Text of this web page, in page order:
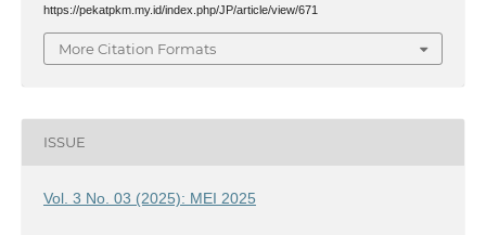
https://pekatpkm.my.id/index.php/JP/article/view/671
More Citation Formats
ISSUE
Vol. 3 No. 03 (2025): MEI 2025